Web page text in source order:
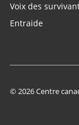
Voix des
Entraide
© 2026 Centre